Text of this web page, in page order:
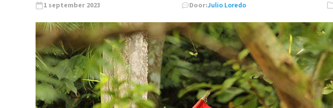
1 september 2023 Door:Julio Loredo